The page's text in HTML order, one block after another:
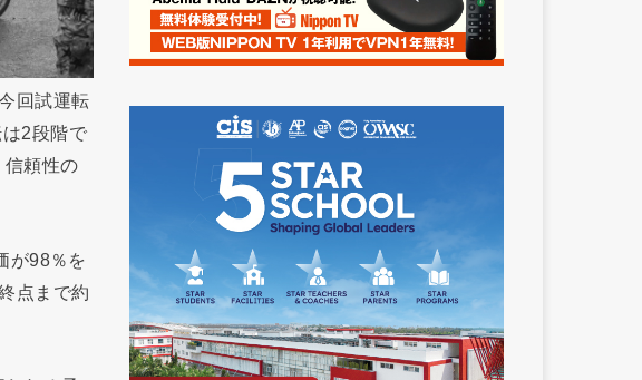
回試運転
2段階で
信頼性の
が98％を
点まで約